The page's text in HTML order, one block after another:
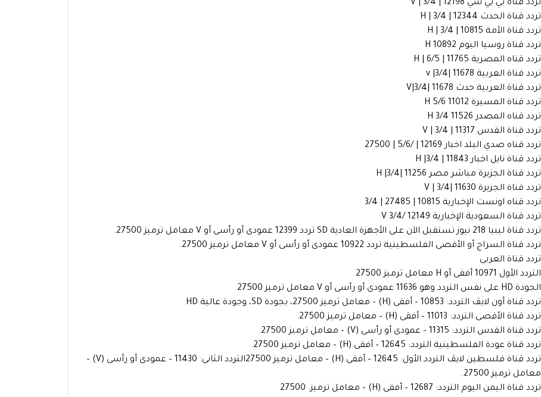
تردد قناه بي بي سي 12198 | V | 3/4
تردد قناة الحدث 12344 | H | 3/4
تردد قناة الأمة 10815 | H | 3/4
تردد قناة روسيا اليوم 10892 H
تردد قناه المصرية 11765 | H | 6/5
تردد قناة العربية 11678 |v |3/4
تردد قناة العربية حدث 11678 |V|3/4
تردد قناة المسيرة 11012 5/6 H
تردد قناه المصدر 11526 3/4 H
تردد قناة القدس 11317 | V | 3/4
تردد قناه صدي البلد اخبار 12169 | /5/6 | 27500
تردد قناة نايل اخبار 11843 | H |3/4
تردد قناة الجزيرة مباشر مصر 11256 |H |3/4
تردد قناة الجزيرة 11630 |V | 3/4
تردد قناه اونست الإخبارية 10815 | 27485 | 3/4
تردد قناة السعودية الإخبارية 12149 /3/4 V
تردد قناة ليبيا 218 نيوز تستقبل الآن على الأجهزة العادية SD تردد 12399 عمودى أو رأسى أو V معامل ترميز 27500.
تردد قناة السراج أو الأقصى الفلسطينية تردد 10922 عمودى أو رأسى أو V معامل ترميز 27500.
تردد قناة العربى
التردد الأول 10971 أفقى أو H معامل ترميز 27500
الجودة HD على نفس التردد وهو 11636 عمودى أو رأسى أو V معامل ترميز 27500
تردد قناة أون لايڤ التردد: 10853 – أفقى (H) – معامل ترميز 27500، بجودة SD، وجودة عالية HD
تردد قناة الأقصى التردد: 11013 – أفقى (H) – معامل ترميز 27500.
تردد قناة القدس التردد: 11315 – عمودى أو رأسى (V) – معامل ترميز 27500.
تردد قناة عودة الفلسطينية التردد: 12645 – أفقى (H) – معامل ترميز 27500.
تردد قناة فلسطين لايڤ التردد الأول: 12645 – أفقى (H) – معامل ترميز 27500التردد الثانى: 11430 – عمودى أو رأسى (V) –
معامل ترميز 27500.
تردد قناة اليمن اليوم التردد: 12687 – أفقى (H) – معامل ترميز. 27500